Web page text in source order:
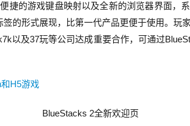
捷的游戏键盘映射以及全新的浏览器界面，
的形式展现，比第一代产品更便于使用。玩
以及37玩等公司达成重要合作，可通过
BlueStacks 2全新欢迎页